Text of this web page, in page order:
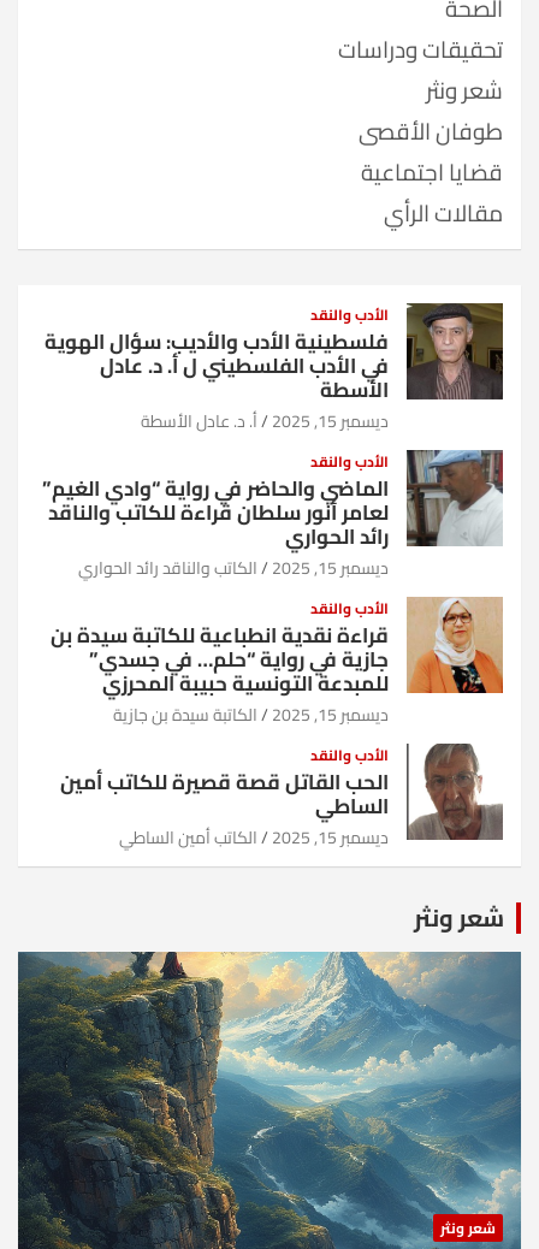
تحقيقات ودراسات
شعر ونثر
طوفان الأقصى
قضايا اجتماعية
مقالات الرأي
الأدب والنقد
فلسطينية الأدب والأديب: سؤال الهوية
في الأدب الفلسطيني ل أ. د. عادل
الأسطة
ديسمبر 15, 2025 أ. د. عادل الأسطة
الأدب والنقد
الماضي والحاضر في رواية “وادي الغيم”
لعامر أنور سلطان قراءة للكاتب والناقد
رائد الحواري
ديسمبر 15, 2025 الكاتب والناقد رائد الحواري
الأدب والنقد
قراءة نقدية انطباعية للكاتبة سيدة بن
جازية في رواية “حلم… في جسدي”
للمبدعة التونسية حبيبة المحرزي
ديسمبر 15, 2025 الكاتبة سيدة بن جازية
الأدب والنقد
الحب القاتل قصة قصيرة للكاتب أمين
الساطي
ديسمبر 15, 2025 الكاتب أمين الساطي
شعر ونثر
شعر ونثر